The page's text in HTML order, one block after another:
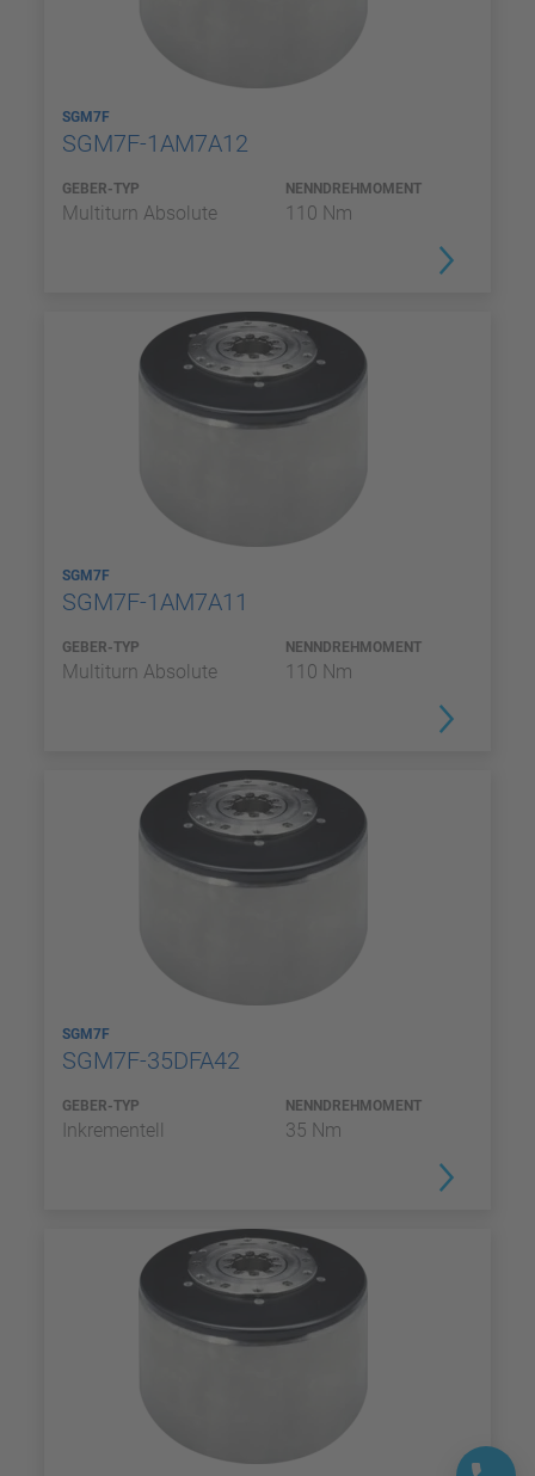
SGM7F
SGM7F-1AM7A12
GEBER-TYP
Multiturn Absolute
NENNDREHMOMENT
110 Nm
SGM7F
SGM7F-1AM7A11
GEBER-TYP
Multiturn Absolute
NENNDREHMOMENT
110 Nm
SGM7F
SGM7F-35DFA42
GEBER-TYP
Inkrementell
NENNDREHMOMENT
35 Nm